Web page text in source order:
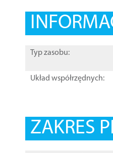
Typ zasobu:
Układ współrzędnych:
ZAKRES